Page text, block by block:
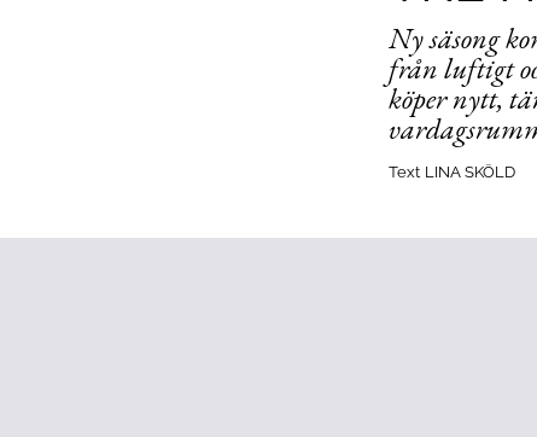
Ny säsong
från luftigt
köper nytt,
Text LINA SKÖLD